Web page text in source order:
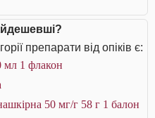
препарати від опіків є:
мл 1 флакон
50 мг/г 58 г 1 балон